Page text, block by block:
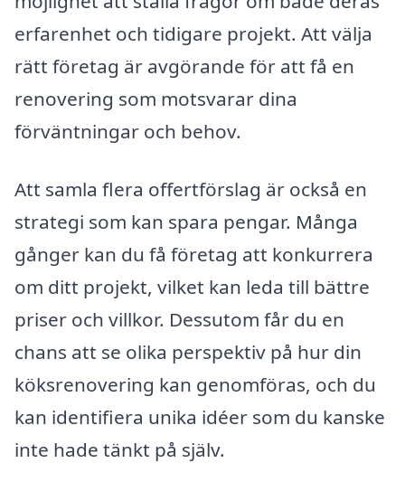
erfarenhet och tidigare projekt. Att välja
rätt företag är avgörande för att få en
renovering som motsvarar dina
förväntningar och behov.
Att samla flera offertförslag är också en
strategi som kan spara pengar. Många
gånger kan du få företag att konkurrera
om ditt projekt, vilket kan leda till bättre
priser och villkor. Dessutom får du en
chans att se olika perspektiv på hur din
köksrenovering kan genomföras, och du
kan identifiera unika idéer som du kanske
inte hade tänkt på själv.